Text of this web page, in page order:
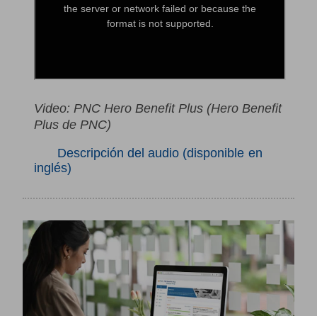
Video: PNC Hero Benefit Plus (Hero Benefit
Plus de PNC)
Descripción del audio (disponible en
inglés)